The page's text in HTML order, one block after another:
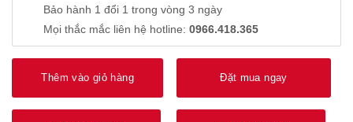
Bảo hành 1 đổi 1 trong vòng 3 ngày
Mọi thắc mắc liên hệ hotline: 0966.418.365
Thêm vào giỏ hàng Đặt mua ngay